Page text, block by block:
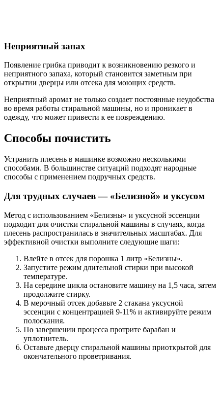
Неприятный запах
Появление грибка приводит к возникновению резкого и
неприятного запаха, который становится заметным при
открытии дверцы или отсека для моющих средств.
Неприятный аромат не только создает постоянные неудобства
во время работы стиральной машины, но и проникает в
одежду, что может привести к ее повреждению.
Способы почистить
Устранить плесень в машинке возможно несколькими
способами. В большинстве ситуаций подходят народные
способы с применением подручных средств.
Для трудных случаев — «Белизной» и уксусом
Метод с использованием «Белизны» и уксусной эссенции
подходит для очистки стиральной машины в случаях, когда
плесень распространилась в значительных масштабах. Для
эффективной очистки выполните следующие шаги:
Влейте в отсек для порошка 1 литр «Белизны».
Запустите режим длительной стирки при высокой
температуре.
На середине цикла остановите машину на 1,5 часа, затем
продолжите стирку.
В мерочный отсек добавьте 2 стакана уксусной
эссенции с концентрацией 9-11% и активируйте режим
полоскания.
По завершении процесса протрите барабан и
уплотнитель.
Оставьте дверцу стиральной машины приоткрытой для
окончательного проветривания.